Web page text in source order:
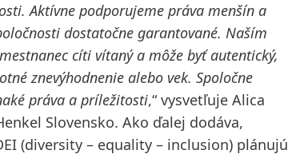
Aktívne podporujeme práva menšín a
dostatočne garantované. Naším
cíti vítaný a môže byť autentický,
znevýhodnenie alebo vek. Spoločne
práva a príležitosti,“ vysvetľuje Alica
Slovensko. Ako ďalej dodáva,
(diversity – equality – inclusion) plánujú